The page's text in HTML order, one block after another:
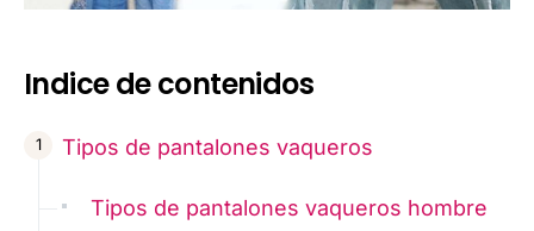
Indice de contenidos
Tipos de pantalones vaqueros
Tipos de pantalones vaqueros hombre